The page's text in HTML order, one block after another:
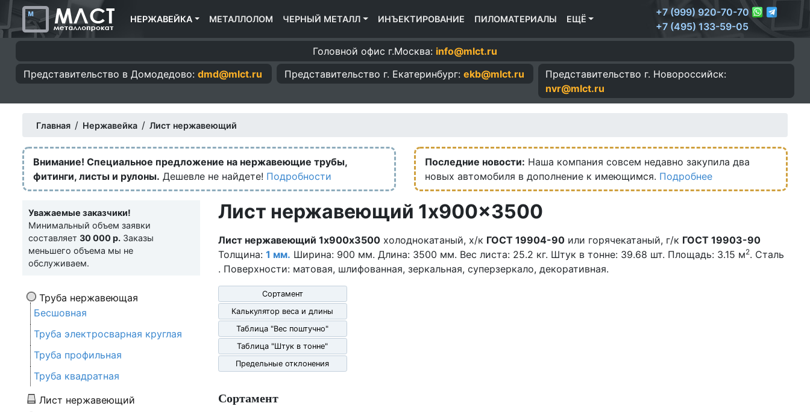
НЕРЖАВЕЙКА МЕТАЛЛОЛОМ ЧЕРНЫЙ МЕТАЛЛ ИНЪЕКТИРОВАНИЕ ПИЛОМАТЕРИАЛЫ ЕЩЁ
+7 (999) 920-70-70
+7 (495) 133-59-05
Головной офис г.Москва: info@mlct.ru
Представительство вДомодедово: dmd@mlct.ru Представительство г. Екатеринбург:ekb@mlct.ru Представительство г. Новороссийск:
nvr@mlct.ru
Главная / Нержавейка / Лист нержавеющий
Внимание! Специальное предложение на нержавеющие трубы,
фитинги, листы и рулоны. Дешевле не найдете! Подробности
Последние новости: Наша компания совсем недавно закупила два
новых автомобиля в дополнение к имеющимся. Подробнее
Уважаемые заказчики!
Минимальный объем заявки
составляет 30 000 р. Заказы
меньшего объема мы не
обслуживаем.
Труба нержавеющая
Бесшовная
Труба электросварная круглая
Труба профильная
Труба квадратная
Лист нержавеющий
Лист нержавеющий 1x900x3500
Лист нержавеющий 1х900х3500 холоднокатаный, х/к ГОСТ 19904-90 или горячекатаный, г/к ГОСТ 19903-90
Толщина: 1 мм. Ширина: 900 мм. Длина: 3500 мм. Вес листа: 25.2 кг. Штук в тонне: 39.68 шт. Площадь: 3.15 м2. Сталь
. Поверхности: матовая, шлифованная, зеркальная, суперзеркало, декоративная.
Сортамент
Калькулятор веса и длины
Таблица "Вес поштучно"
Таблица "Штук в тонне"
Предельные отклонения
Сортамент